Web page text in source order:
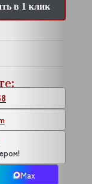
в 1 клик
Max